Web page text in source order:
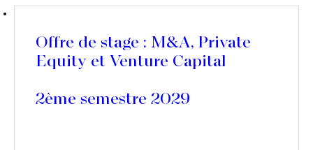
Offre de stage : M&A, Private
Equity et Venture Capital
2ème semestre 2029